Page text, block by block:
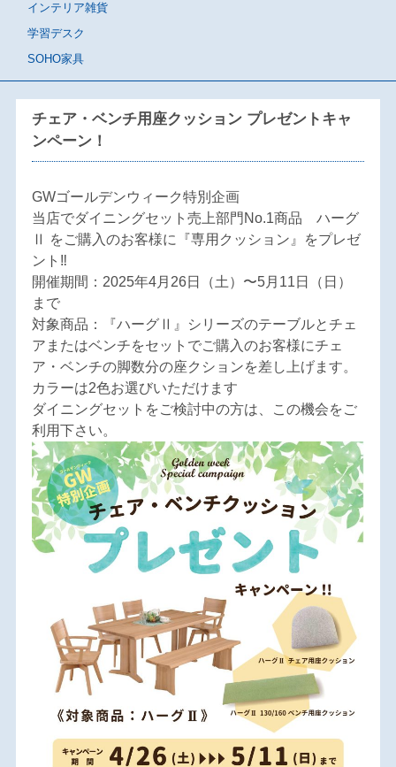
チェア・ベンチ用座クッション プレゼントキャ
ンペーン！
GWゴールデンウィーク特別企画
当店でダイニングセット売上部門No.1商品 ハーグ
Ⅱ をご購入のお客様に『専用クッション』をプレゼ
ント‼
開催期間：2025年4月26日（土）〜5月11日（日）
まで
対象商品：『ハーグⅡ』シリーズのテーブルとチェ
アまたはベンチをセットでご購入のお客様にチェ
ア・ベンチの脚数分の座クションを差し上げます。
カラーは2色お選びいただけます
ダイニングセットをご検討中の方は、この機会をご
利用下さい。
インテリア雑貨
学習デスク
SOHO家具